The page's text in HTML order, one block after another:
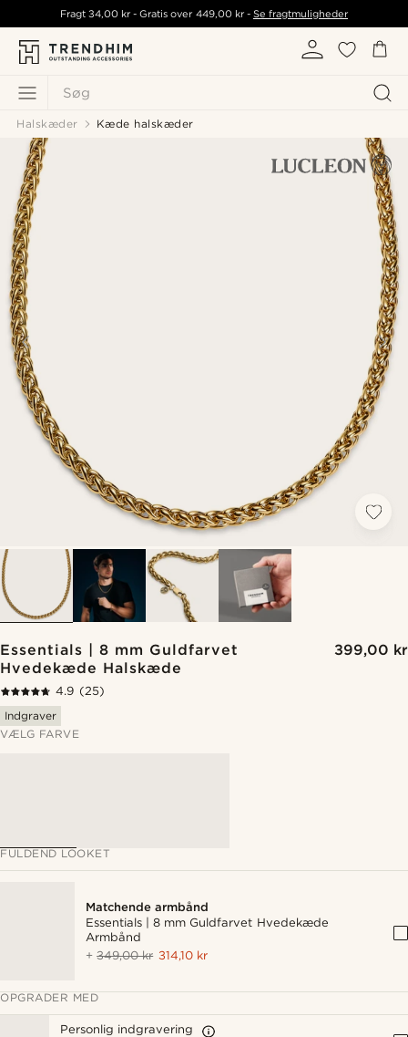
Søg
Fragt34,00 kr - Gratis over 449,00 kr- Se fragtmuligheder
Halskæder Kæde halskæder
Essentials | 8 mm Guldfarvet
Hvedekæde Halskæde
399,00 kr
4.9 (25)
Indgraver
VÆLG FARVE
FULDEND LOOKET
Matchende armbånd
Essentials | 8 mm Guldfarvet Hvedekæde
Armbånd
+349,00 kr 314,10 kr
OPGRADER MED
Personlig indgravering